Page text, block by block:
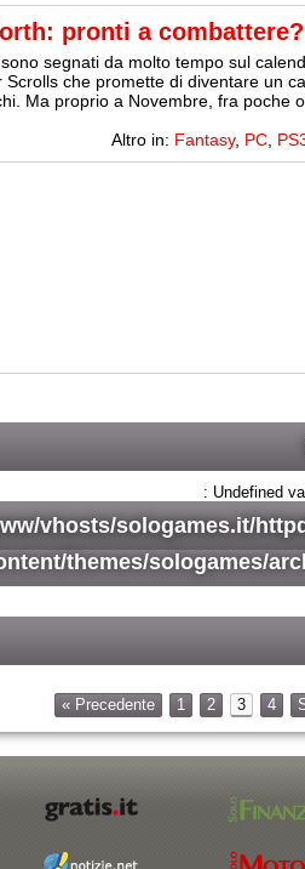
pronti a combattere?
segnati da molto tempo sul
che promette di diventare un
Ma proprio a Novembre, fra poche
Altro in: Fantasy, PC
: Undefined
vhosts/sologames.it/
themes/sologames/
« Precedente 1 2 3 4